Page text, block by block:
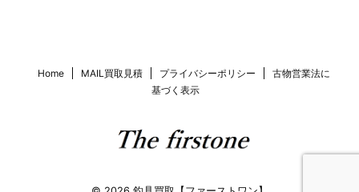
Home MAIL買取見積 プライバシーポリシー
古物営業法に
基づく表示